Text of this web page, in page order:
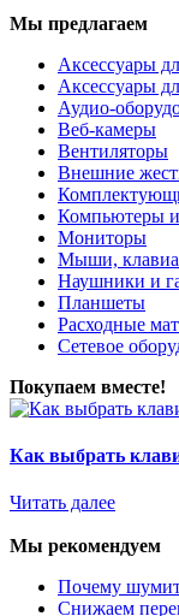
Мы предлагаем
Аксессуары
Аксессуары
Аудио-
Веб-камеры
Вентиляторы
Внешние
Компьютеры
Мониторы
Мыши,
Наушники и
Планшеты
Расходные
Сетевое
Покупаем вместе!
Как выбрать
Читать далее
Мы рекомендуем
Почему шумит
Снижаем